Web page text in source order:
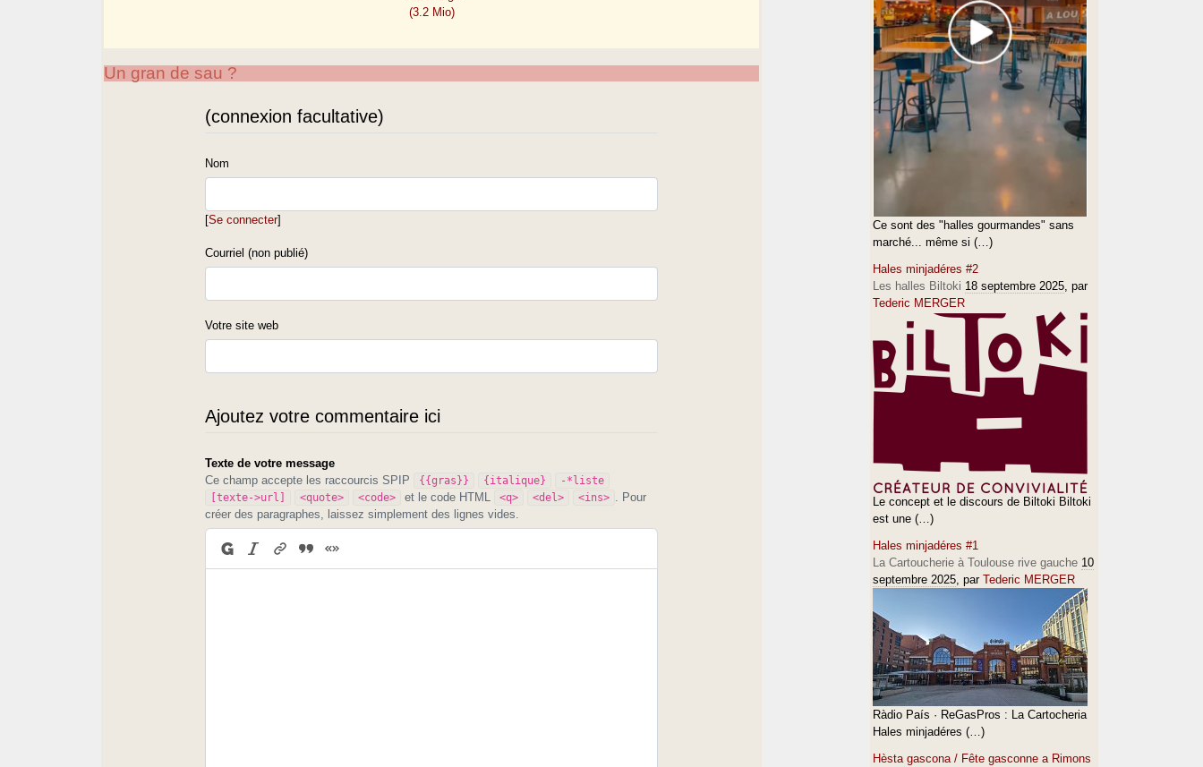
(3.2 Mio)
Un gran de sau ?
(connexion facultative)
Nom
[Se connecter]
Courriel (non publié)
Votre site web
Ajoutez votre commentaire ici
Texte de votre message
Ce champ accepte les raccourcis SPIP
{{gras}} {italique}
-*liste
[texte->url]
<quote> <code> et le code HTML <q> <del> <ins>
. Pour
créer des paragraphes, laissez simplement des lignes vides.
Ce sont des "halles gourmandes" sans
marché... même si (…)
Hales minjadéres #2
Les halles Biltoki 18 septembre 2025, par
Tederic MERGER
Le concept et le discours de Biltoki Biltoki
est une (…)
Hales minjadéres #1
La Cartoucherie à Toulouse rive gauche 10
septembre 2025, par Tederic MERGER
Ràdio País · ReGasPros : La Cartocheria
Hales minjadéres (…)
Hèsta gascona / Fête gasconne a Rimons